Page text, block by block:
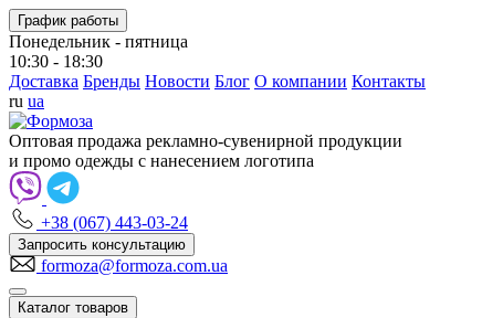
График работы
Понедельник - пятница
10:30 - 18:30
Доставка Бренды Новости Блог О компании Контакты
ru ua
Оптовая продажа рекламно-сувенирной продукции
и промо одежды с нанесением логотипа
+38 (067) 443-03-24
Запросить консультацию
formoza@formoza.com.ua
Каталог товаров